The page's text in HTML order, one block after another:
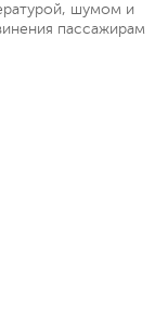
шумом и
пассажирам